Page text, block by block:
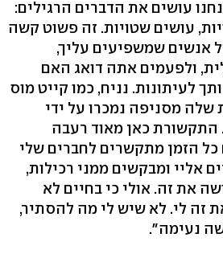
עושים את הדברים הרגילים:
עושים שטויות. זה פשוט קשה
אנשים שמשפיעים עליך,
ולפעמים אתה דואג האם
לעיתונות. נניח, כמו קייט מוס
שלה מסניפה נמכרו על ידי
כאן מאוד רעבה
כל הזמן מתקשרים לחברים שלי
אליי ומבקשים ממני רכילות,
את זה. אולי כי בחיים לא
זה לי. לא שיש לי מה להסתיר,
נעימה".